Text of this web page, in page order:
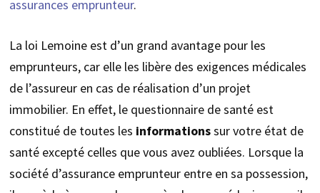
assurances emprunteur.
La loi Lemoine est d’un grand avantage pour les
emprunteurs, car elle les libère des exigences médicales
de l’assureur en cas de réalisation d’un projet
immobilier. En effet, le questionnaire de santé est
constitué de toutes les informationssur votre état de
santé excepté celles que vous avez oubliées. Lorsque la
société d’assurance emprunteur entre en sa possession,